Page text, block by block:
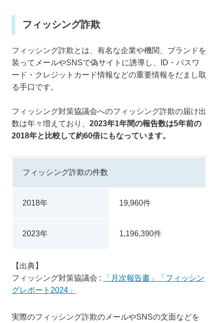
フィッシング詐欺
フィッシング詐欺とは、有名な企業や機関、ブランドを
装ってメールやSNSで偽サイトに誘導し、ID・パスワ
ード・クレジットカード情報などの重要情報をだまし取
る手口です。
フィッシング対策協議会へのフィッシング詐欺の届け出
数は年々増えており、 2023年1年間の報告数は5年前の
2018年と比較して約60倍にもなっています。
フィッシング詐欺の件数
2018年 19,960件
2023年 1,196,390件
【出典】
フィッシング対策協議会 :
「月次報告書」
「フィッシン
グレポート2024」
実際のフィッシング詐欺のメールやSNSの文面などを